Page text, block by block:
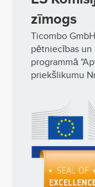
zīmogs
Ticombo
pētniecības un
programmā
priekšlikumu